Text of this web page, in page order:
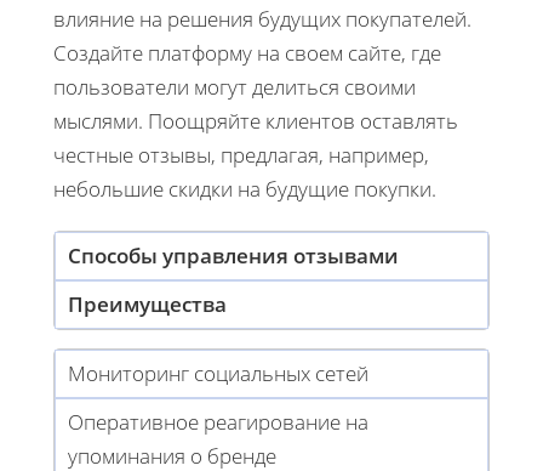
влияние на решения будущих покупателей.
Создайте платформу на своем сайте, где
пользователи могут делиться своими
мыслями. Поощряйте клиентов оставлять
честные отзывы, предлагая, например,
небольшие скидки на будущие покупки.
Способы управления отзывами
Преимущества
Мониторинг социальных сетей
Оперативное реагирование на
упоминания о бренде